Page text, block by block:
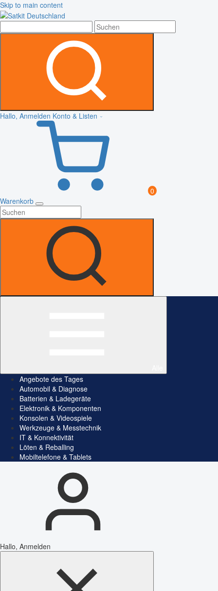
Skip to main content
Hallo, Anmelden Konto & Listen
0
Warenkorb
Angebote des Tages
Automobil & Diagnose
Batterien & Ladegeräte
Elektronik & Komponenten
Konsolen & Videospiele
Werkzeuge & Messtechnik
IT & Konnektivität
Löten & Reballing
Mobiltelefone & Tablets
Hallo, Anmelden